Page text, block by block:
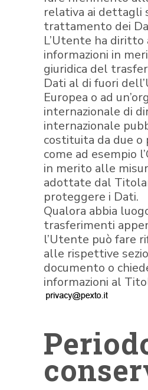
relativa ai dettagli
trattamento dei
L’Utente ha
informazioni in
giuridica del
Dati al di fuori
Europea o ad
internazionale di
internazionale
costituita da due o
come ad esempio
in merito alle
adottate dal
proteggere i Dati.
Qualora abbia
trasferimenti
l’Utente può fare
alle rispettive
documento o
informazioni al